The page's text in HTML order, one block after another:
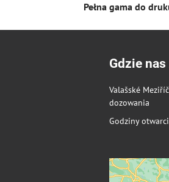
Pełna gama do
Gdzie
Valašské
dozowania
Godziny
Piątek